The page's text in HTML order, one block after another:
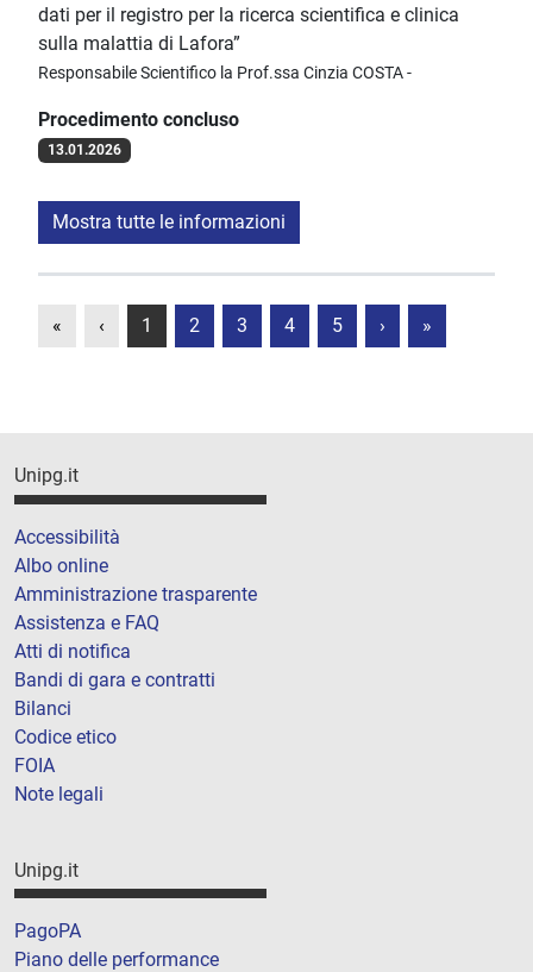
dati per il registro per la ricerca scientifica e clinica
sulla malattia di Lafora”
Responsabile Scientifico la Prof.ssa Cinzia COSTA -
Procedimento concluso
13.01.2026
Mostra tutte le informazioni
« ‹ 1 2 3 4 5 › »
Unipg.it
Accessibilità
Albo online
Amministrazione trasparente
Assistenza e FAQ
Atti di notifica
Bandi di gara e contratti
Bilanci
Codice etico
FOIA
Note legali
Unipg.it
PagoPA
Piano delle performance